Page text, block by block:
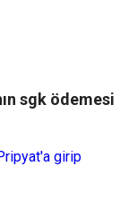
sgk ödemesi